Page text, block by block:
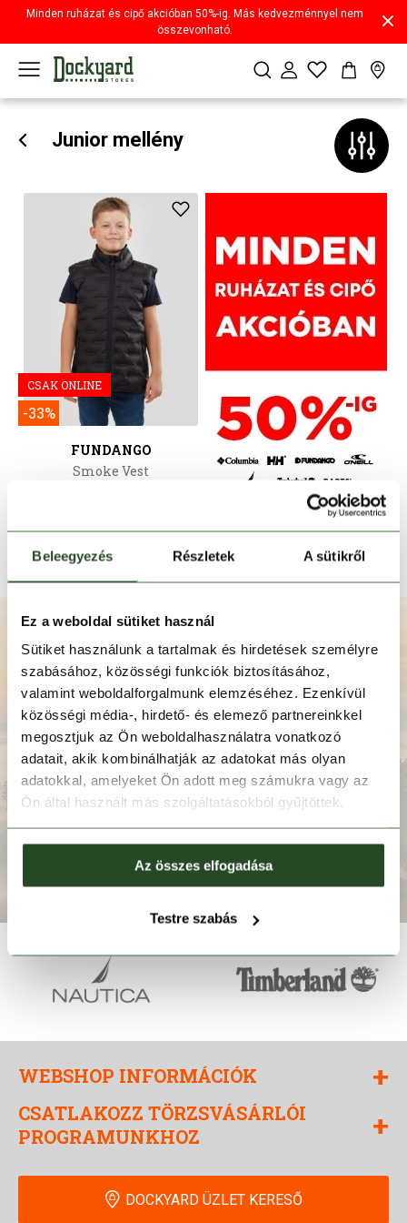
Beleegyezés Részletek A sütikről
Ez a weboldal sütiket használ
Sütiket használunk a tartalmak és hirdetések személyre
szabásához, közösségi funkciók biztosításához,
valamint weboldalforgalmunk elemzéséhez. Ezenkívül
közösségi média-, hirdető- és elemező partnereinkkel
megosztjuk az Ön weboldalhasználatra vonatkozó
adatait, akik kombinálhatják az adatokat más olyan
adatokkal, amelyeket Ön adott meg számukra vagy az
Ön által használt más szolgáltatásokból gyűjtöttek.
Az összes elfogadása
Testre szabás
Minden ruházat és cipő akcióban 50%-ig. Más kedvezménnyel nem
összevonható.
Junior mellény
CSAK ONLINE
-33%
FUNDANGO
Smoke Vest
Iratkozz fel hírlevelünkre!
FELIRATKOZOM
WEBSHOP INFORMÁCIÓK +
CSATLAKOZZ TÖRZSVÁSÁRLÓI
PROGRAMUNKHOZ
+
DOCKYARD ÜZLET KERESŐ